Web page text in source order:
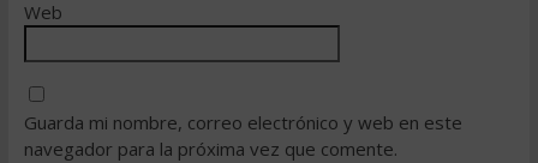
Web
Guarda mi nombre, correo electrónico y web en este
navegador para la próxima vez que comente.